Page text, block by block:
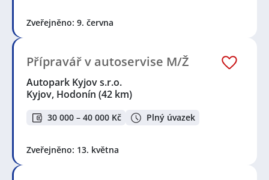
Zveřejněno: 9. června
Přípravář v autoservise M/Ž
Autopark Kyjov s.r.o.
Kyjov, Hodonín (42 km)
30 000 – 40 000 Kč Plný úvazek
Zveřejněno: 13. května